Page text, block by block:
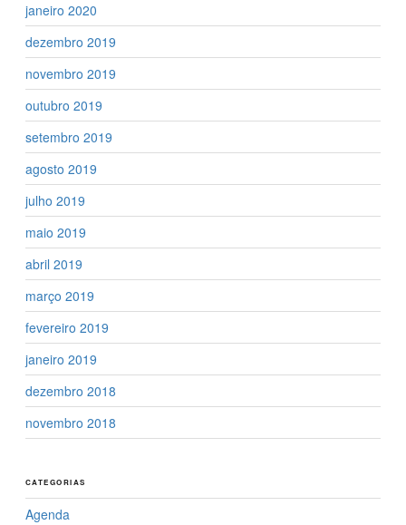
janeiro 2020
dezembro 2019
novembro 2019
outubro 2019
setembro 2019
agosto 2019
julho 2019
maio 2019
abril 2019
março 2019
fevereiro 2019
janeiro 2019
dezembro 2018
novembro 2018
CATEGORIAS
Agenda